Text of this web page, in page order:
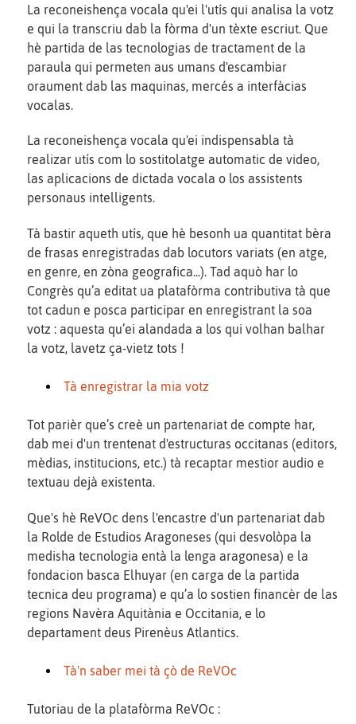
La reconeishença vocala qu'ei l'utís qui analisa la votz
e qui la transcriu dab la fòrma d'un tèxte escriut. Que
hè partida de las tecnologias de tractament de la
paraula qui permeten aus umans d'escambiar
oraument dab las maquinas, mercés a interfàcias
vocalas.
La reconeishença vocala qu'ei indispensabla tà
realizar utís com lo sostitolatge automatic de video,
las aplicacions de dictada vocala o los assistents
personaus intelligents.
Tà bastir aqueth utís, que hè besonh ua quantitat bèra
de frasas enregistradas dab locutors variats (en atge,
en genre, en zòna geografica...). Tad aquò har lo
Congrès qu’a editat ua platafòrma contributiva tà que
tot cadun e posca participar en enregistrant la soa
votz : aquesta qu’ei alandada a los qui volhan balhar
la votz, lavetz ça-vietz tots !
Tà enregistrar la mia votz
Tot parièr que’s creè un partenariat de compte har,
dab mei d'un trentenat d'estructuras occitanas (editors,
mèdias, institucions, etc.) tà recaptar mestior audio e
textuau dejà existenta.
Que's hè ReVOc dens l'encastre d'un partenariat dab
la Rolde de Estudios Aragoneses (qui desvolòpa la
medisha tecnologia entà la lenga aragonesa) e la
fondacion basca Elhuyar (en carga de la partida
tecnica deu programa) e qu’a lo sostien financèr de las
regions Navèra Aquitània e Occitania, e lo
departament deus Pirenèus Atlantics.
Tà'n saber mei tà çò de ReVOc
Tutoriau de la platafòrma ReVOc :